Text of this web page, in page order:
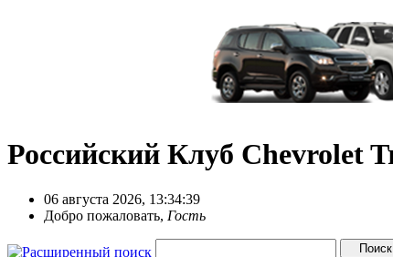
Российский Клуб Chevrolet
06 августа 2026, 13:34:39
Добро пожаловать, Гость